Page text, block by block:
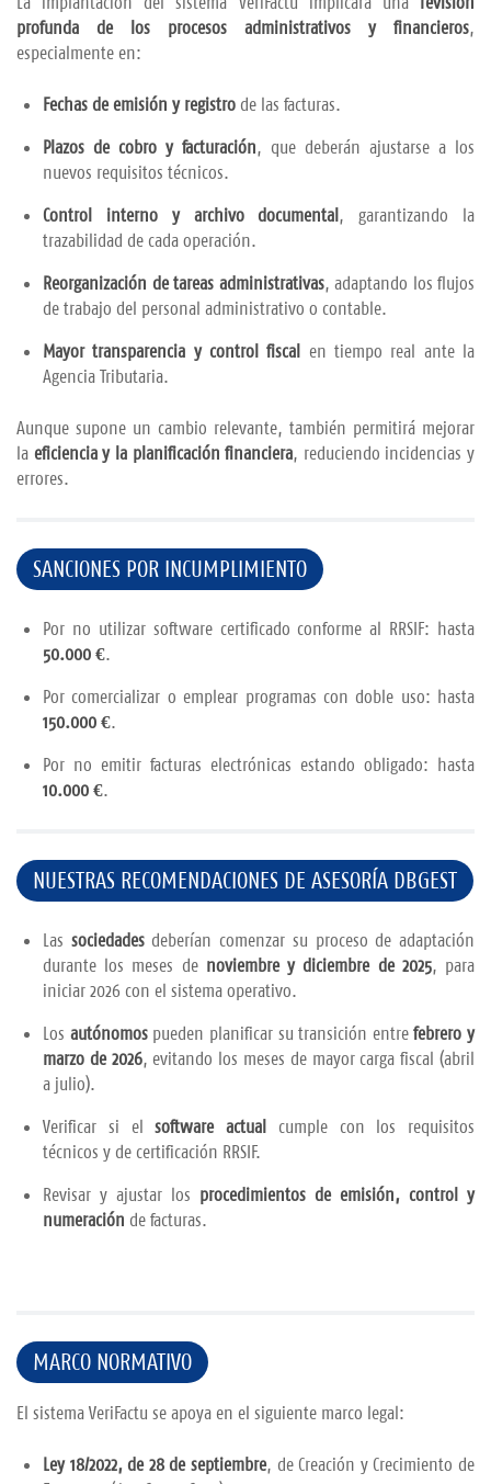
profunda de los procesos administrativos y financieros,
especialmente en:
Fechas de emisión y registro de las facturas.
Plazos de cobro y facturación, que deberán ajustarse a los
nuevos requisitos técnicos.
Control interno y archivo documental, garantizando la
trazabilidad de cada operación.
Reorganización de tareas administrativas, adaptando los flujos
de trabajo del personal administrativo o contable.
Mayor transparencia y control fiscal en tiempo real ante la
Agencia Tributaria.
Aunque supone un cambio relevante, también permitirá mejorar
la eficiencia y la planificación financiera, reduciendo incidencias y
errores.
SANCIONES POR INCUMPLIMIENTO
Por no utilizar software certificado conforme al RRSIF: hasta
50.000 €.
Por comercializar o emplear programas con doble uso: hasta
150.000 €.
Por no emitir facturas electrónicas estando obligado: hasta
10.000 €.
NUESTRAS RECOMENDACIONES DE ASESORÍA DBGEST
Las sociedadesdeberían comenzar su proceso de adaptación
durante los meses de noviembre y diciembre de 2025, para
iniciar 2026 con el sistema operativo.
Los autónomospueden planificar su transición entrefebrero y
marzo de 2026, evitando los meses de mayor carga fiscal (abril
a julio).
Verificar si elsoftware actual cumple con los requisitos
técnicos y de certificación RRSIF.
Revisar y ajustar los procedimientos de emisión, control y
numeración de facturas.
MARCO NORMATIVO
El sistema VeriFactu se apoya en el siguiente marco legal:
Ley 18/2022, de 28 de septiembre, de Creación y Crecimiento de